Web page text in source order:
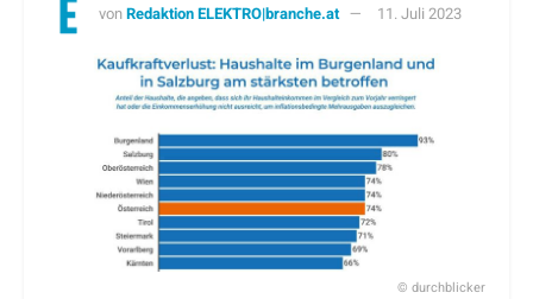
vonRedaktion ELEKTRO|branche.at 11. Juli 2023
© durchblicker